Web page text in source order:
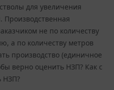
для увеличения
Производственная
не по количеству
а по количеству метров
производство (единичное
верно оценить НЗП? Как с
НЗП?